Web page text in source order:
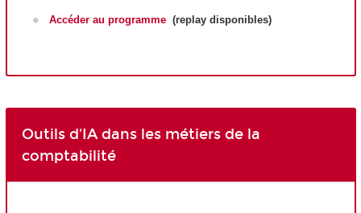
Accéder au programme (replay disponibles)
Outils d'IA dans les métiers de la
comptabilité